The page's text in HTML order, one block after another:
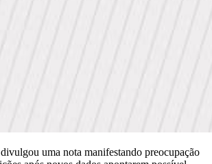
uma nota manifestando preocupação